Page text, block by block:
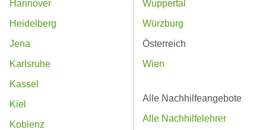
Hannover
Heidelberg
Jena
Karlsruhe
Kassel
Kiel
Koblenz
Wuppertal
Würzburg
Österreich
Wien
Alle Nachhilfeangebote
Alle Nachhilfelehrer